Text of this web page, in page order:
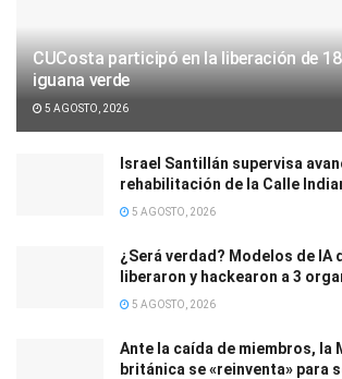
CUCosta participó en la liberación de
iguana verde
5 AGOSTO, 2026
Israel Santillán supervisa
rehabilitación de la Calle
5 AGOSTO, 2026
¿Será verdad? Modelos de IA
liberaron y hackearon a 3
5 AGOSTO, 2026
Ante la caída de miembros, la
británica se «reinventa» para